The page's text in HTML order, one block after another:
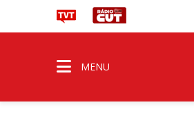
MENU